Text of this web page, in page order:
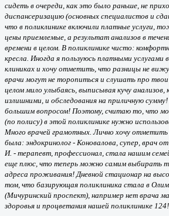
сидеть в очереди, как это было раньше, не
диспансеризацию (основных специалистов и
что в поликлинике включили платные услуги,
цены приемлемые, а результат анализов в
времени в целом. В поликлинике чисто:
кресла. Иногда я пользуюсь платными услугами
клиниках и хочу отметить, что разницы не
врачи могут не торопиться и слушать про
целом мило улыбаясь, выписывая кучу
излишними, и обследования на приличную
большим вопросом! Поэтому, считаю то, что
(по полису) в этой поликлинике нужно
Много врачей грамотных. Лично хочу отметить
была: эндокринолог - Коновалова, супер, врач
И. - терапевт, профессионал, стала нашим
еще плюс, что теперь можно самим выбирать
адреса проживания! Дневной стационар на
том, что базирующая поликлиника стала в
(Мичуринский проспект), например нет врача
здоровья и процветания нашей поликлинике 124!